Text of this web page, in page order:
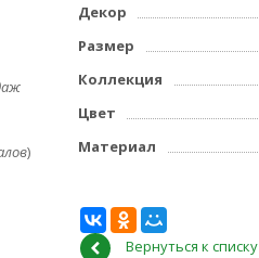
)
Декор
Размер
Коллекция
Цвет
Материал
Вернуться к списку